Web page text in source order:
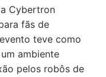
Cybertron
fãs de
teve como
ambiente
pelos robôs de